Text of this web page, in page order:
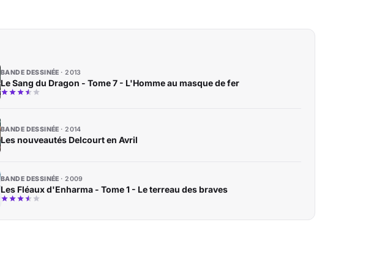
BANDE DESSINÉE 2013
Le Sang du Dragon - Tome 7 - L'Homme au masque de fer
BANDE DESSINÉE 2014
Les nouveautés Delcourt en Avril
BANDE DESSINÉE 2009
Les Fléaux d'Enharma - Tome 1 - Le terreau des braves